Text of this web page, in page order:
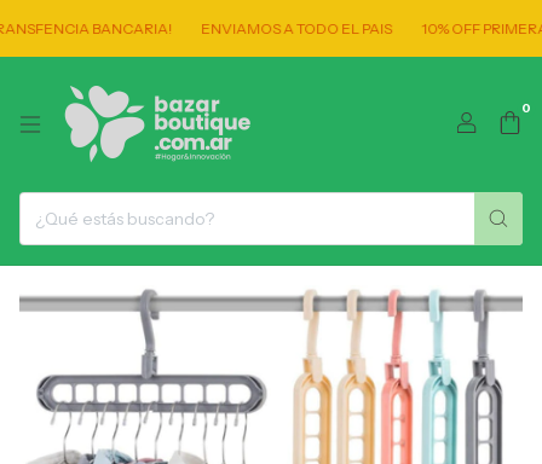
BANCARIA! ENVIAMOS A TODO EL PAIS 10% OFF PRIMERA
0